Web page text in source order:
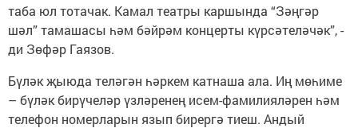
таба юл тотачак. Камал театры каршында “Зәңгәр
шәл” тамашасы һәм бәйрәм концерты күрсәтеләчәк”, -
ди Зөфәр Гаязов.
Бүләк җыюда теләгән һәркем катнаша ала. Иң мөһиме
– бүләк бирүчеләр үзләренең исем-фамилияләрен һәм
телефон номерларын язып бирергә тиеш. Андый